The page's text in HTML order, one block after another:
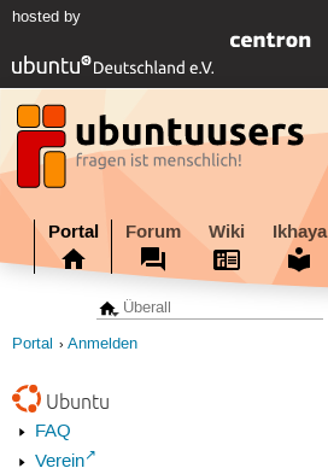
hosted by
Portal Forum Wiki Ikhaya
Portal Anmelden
Ubuntu
FAQ
Verein